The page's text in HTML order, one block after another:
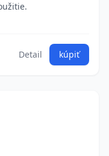
Detail kúpiť